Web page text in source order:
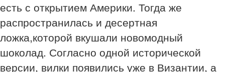
есть с открытием Америки. Тогда же
распространилась и десертная
ложка,которой вкушали новомодный
шоколад. Согласно одной исторической
версии, вилки появились уже в Византии, а